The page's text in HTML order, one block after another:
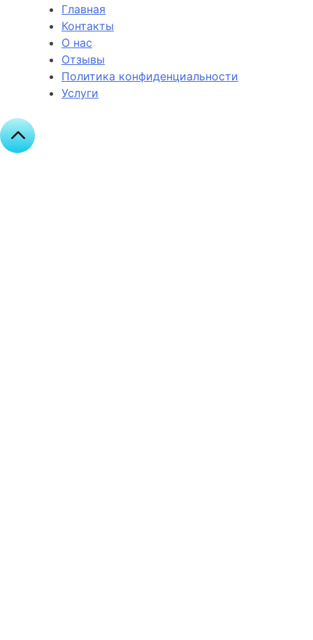
Главная
Контакты
О нас
Отзывы
Политика конфиденциальности
Услуги